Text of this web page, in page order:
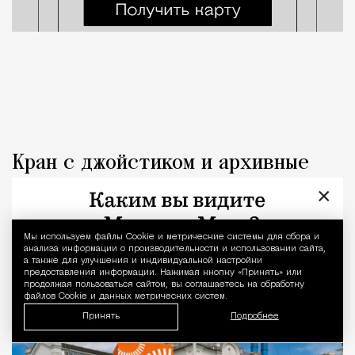
Уведомление
Мы используем файлы Сookie и метрические системы для сбора и
анализа информации о производительности и использовании сайта,
а также для улучшения и индивидуальной настройки
предоставления информации. Нажимая кнопку «Принять» или
продолжая пользоваться сайтом, вы соглашаетесь на обработку
файлов Cookie и данных метрических систем.
Принять Подробнее
Кран с джойстиком и архивные
фото: в Москве открылись
инсталляции к 70-летию Дня
строителя
Город Редакция Москвич Mag
×